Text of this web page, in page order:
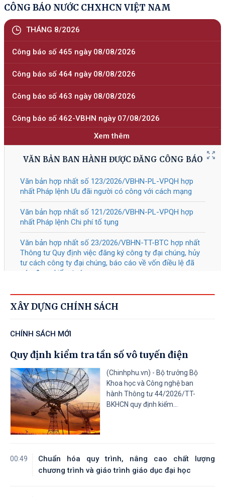
/NĐ-CP
05/08/2026
Nghị định số 118/2025/NĐ-CP ngày
09 tháng 6 năm 2025 của Chính phủ
cơ chế một cửa, một cửa liên thông
công quốc gia, được sửa đổi, bổ
sung bởi Nghị định số 367/2025/NĐ-
СР
308/2026/NĐ-CP
Quy định chi tiết một số điều của Luật
hỗ trợ của Nhà nước đối với doanh
nghiệp và Quỹ đào tạo nhân lực của
doanh nghiệp
Tài liệu đính kèm
05/08/2026
pháp luật của Thủ tướng Chính phủ
/QĐ-TTg
05/08/2026
Về Tiêu chí phân loại doanh nghiệp
để thực hiện cơ cấu lại vốn nhà nước
tại doanh nghiệp nhà nước, doanh
nghiệp có vốn nhà nước
Tài liệu đính kèm
31/CT-TTg
Về thực hiện các nhiệm vụ trọng tâm
Tài liệu đính kèm
XÂY DỰNG CHÍNH SÁCH
CHÍNH SÁCH MỚI
Quy định kiểm tra tần số vô tuyến điện
(Chinhphu.vn) - Bộ trưởng Bộ
Khoa học và Công nghệ ban
hành Thông tư 44/2026/TT-
BKHCN quy định kiểm...
00:49
Chuẩn hóa quy trình, nâng cao chất lượng
chương trình và giáo trình giáo dục đại học